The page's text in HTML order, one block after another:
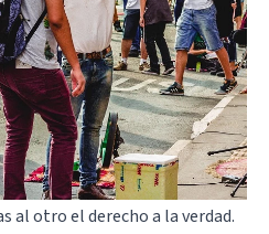
al otro el derecho a la verdad.